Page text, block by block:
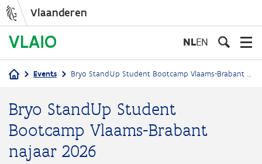
Vlaanderen
NLEN
Events Bryo StandUp Student Bootcamp Vlaams-Brabant najaar 2026
Bryo StandUp Student
Bootcamp Vlaams-Brabant
najaar 2026